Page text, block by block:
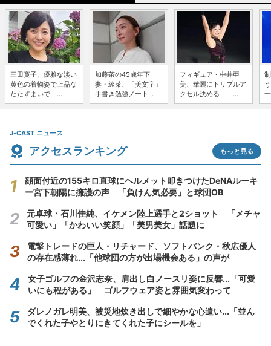
三田寛子、優雅な淡い
黄色の着物姿で上品な
たたずまいで ...
加藤茶の45歳年下
妻・綾菜、「美文字」
手書き勉強ノート...
フィギュア・中井亜
美、華麗にトリプルア
クセル決める 「...
J-CAST ニュース
アクセスランキング もっと見る
顔面付近の155キロ直球にヘルメット叩きつけたDeNAルーキ
ー宮下朝陽に擁護の声 「負けん気必要」と球団OB
元卓球・石川佳純、イケメン陸上選手と2ショット 「メチャ
可愛い」「かわいい笑顔」「美男美女」話題に
電撃トレードの巨人・リチャード、ソフトバンク・秋広優人
の存在感薄れ...「他球団の方が出場機会ある」の声が
女子ゴルフの金沢志奈、肩出し白ノースリ姿に反響...「可愛
いにも程がある」 ゴルフウェア姿と雰囲気変わって
ダレノガレ明美、被災地炊き出しで細やかな心遣い...「並ん
でくれた子やとりにきてくれた子にシールを」